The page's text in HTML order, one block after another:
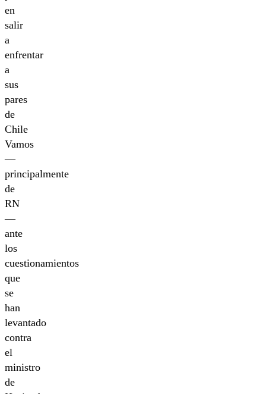
en
salir
a
enfrentar
a
sus
pares
de
Chile
Vamos
—
principalmente
de
RN
—
ante
los
cuestionamientos
que
se
han
levantado
contra
el
ministro
de